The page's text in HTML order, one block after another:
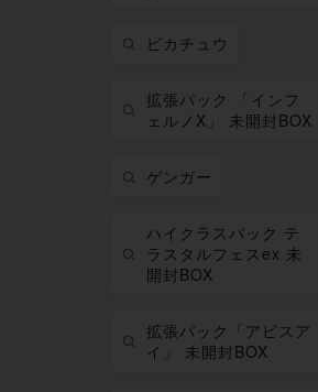
ピカチュウ
拡張パック 「インフ
ェルノX」 未開封BOX
ゲンガー
ハイクラスパック テ
ラスタルフェスex 未
開封BOX
拡張パック「アビスア
イ」 未開封BOX